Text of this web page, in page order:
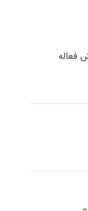
فعاله